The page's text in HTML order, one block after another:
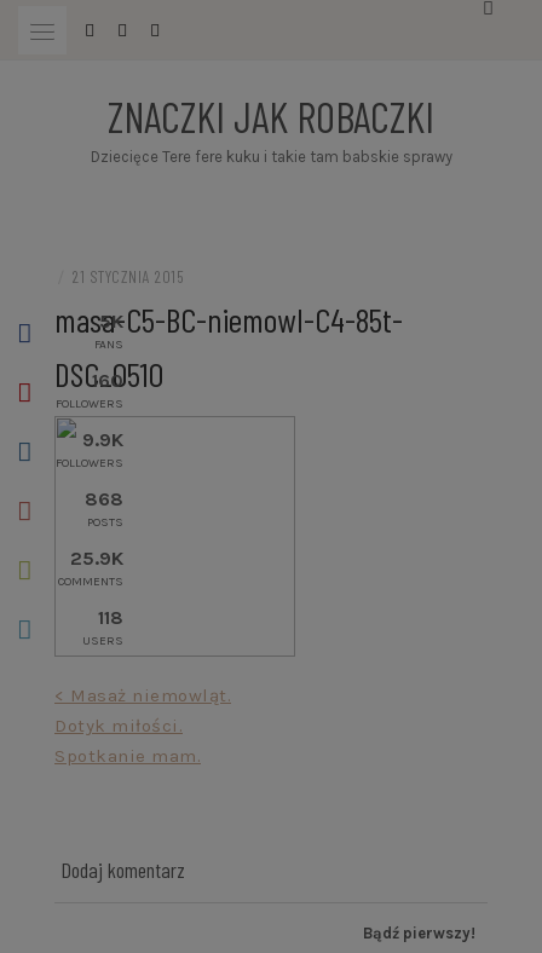
ZNACZKI JAK ROBACZKI
Dziecięce Tere fere kuku i takie tam babskie sprawy
21 STYCZNIA 2015
masa-C5-BC-niemowl-C4-85t-
DSC_0510
Nawigacja
wpisu
< Masaż niemowląt.
Dotyk miłości.
Spotkanie mam.
Dodaj komentarz
Bądź pierwszy!
5K
FANS
160
FOLLOWERS
9.9K
FOLLOWERS
868
POSTS
25.9K
COMMENTS
118
USERS